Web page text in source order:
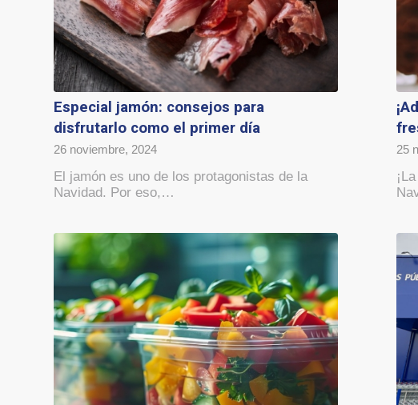
Especial jamón: consejos para
disfrutarlo como el primer día
26 noviembre, 2024
El jamón es uno de los protagonistas de la
Navidad. Por eso,…
25